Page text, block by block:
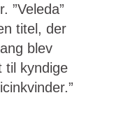
”Veleda”
titel, der
blev
til kyndige